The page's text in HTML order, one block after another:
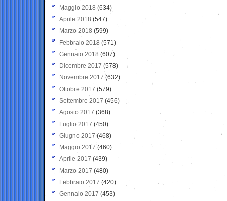
Maggio 2018 (634)
Aprile 2018 (547)
Marzo 2018 (599)
Febbraio 2018 (571)
Gennaio 2018 (607)
Dicembre 2017 (578)
Novembre 2017 (632)
Ottobre 2017 (579)
Settembre 2017 (456)
Agosto 2017 (368)
Luglio 2017 (450)
Giugno 2017 (468)
Maggio 2017 (460)
Aprile 2017 (439)
Marzo 2017 (480)
Febbraio 2017 (420)
Gennaio 2017 (453)